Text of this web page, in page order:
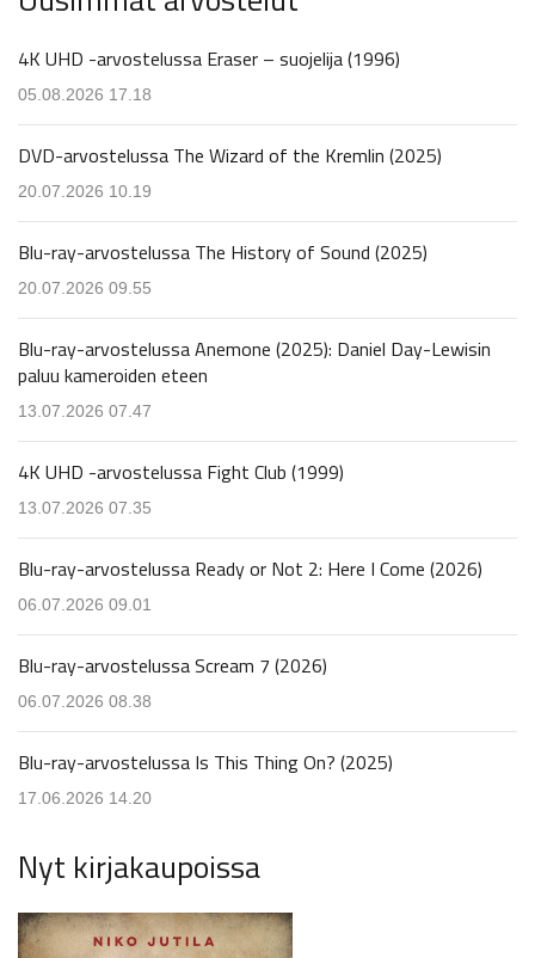
4K UHD -arvostelussa Eraser – suojelija (1996)
05.08.2026 17.18
DVD-arvostelussa The Wizard of the Kremlin (2025)
20.07.2026 10.19
Blu-ray-arvostelussa The History of Sound (2025)
20.07.2026 09.55
Blu-ray-arvostelussa Anemone (2025): Daniel Day-Lewisin
paluu kameroiden eteen
13.07.2026 07.47
4K UHD -arvostelussa Fight Club (1999)
13.07.2026 07.35
Blu-ray-arvostelussa Ready or Not 2: Here I Come (2026)
06.07.2026 09.01
Blu-ray-arvostelussa Scream 7 (2026)
06.07.2026 08.38
Blu-ray-arvostelussa Is This Thing On? (2025)
17.06.2026 14.20
Nyt kirjakaupoissa